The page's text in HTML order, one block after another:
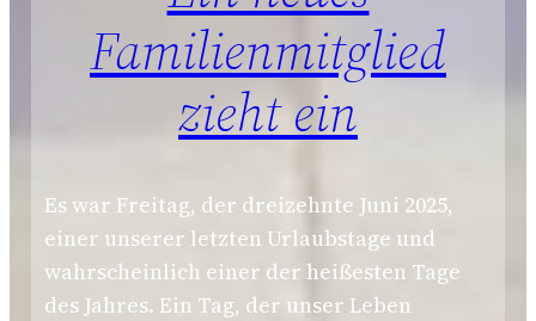
Familienmitglied
zieht ein
Es war Freitag, der dreizehnte Juni 2025,
einer unserer letzten Urlaubstage und
wahrscheinlich einer der heißesten Tage
des Jahres. Ein Tag, der unser Leben